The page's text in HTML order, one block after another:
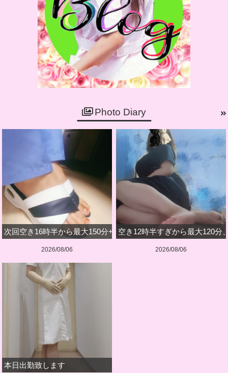
Photo Diary
次回空き16時半から最大150分+深夜のみです
2026/08/06
空き12時半すぎから最大120分
2026/08/06
本日出勤致します